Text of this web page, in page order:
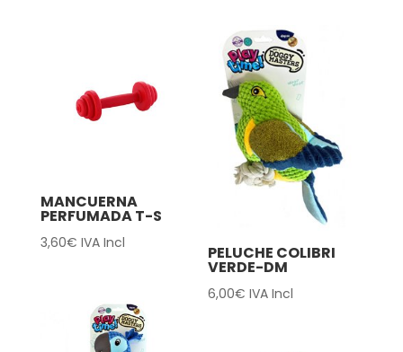
MANCUERNA
PERFUMADA T-S
3,60€ IVA Incl
PELUCHE COLIBRI
VERDE-DM
6,00€ IVA Incl